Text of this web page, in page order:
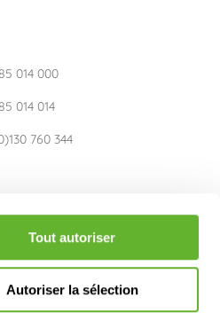
Tout autoriser
Autoriser la sélection
014 000
014 014
760 344